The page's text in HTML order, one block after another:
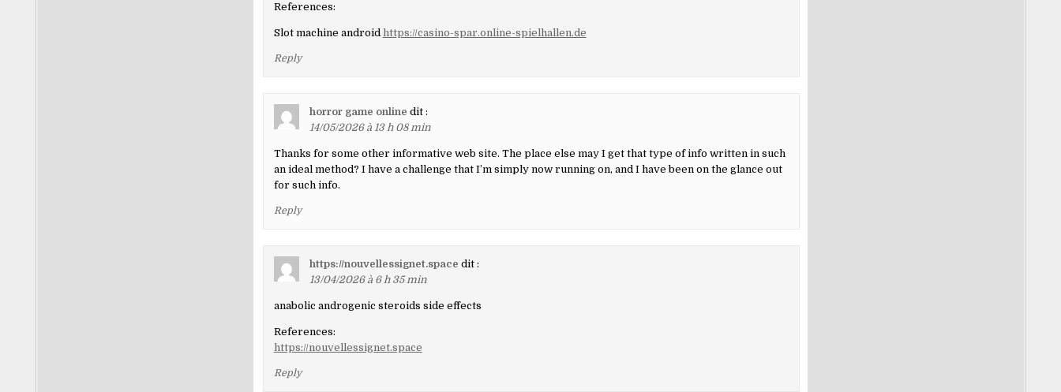
References:
Slot machine android https://casino-spar.online-spielhallen.de
Reply
horror game online dit :
14/05/2026 à 13 h 08 min
Thanks for some other informative web site. The place else may I get that type of info written in such
an ideal method? I have a challenge that I’m simply now running on, and I have been on the glance out
for such info.
Reply
https://nouvellessignet.space dit :
13/04/2026 à 6 h 35 min
anabolic androgenic steroids side effects
References:
https://nouvellessignet.space
Reply